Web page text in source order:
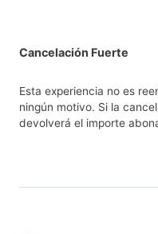
Cancelación Fuerte
Esta experiencia no es
ningún motivo. Si la
devolverá el importe